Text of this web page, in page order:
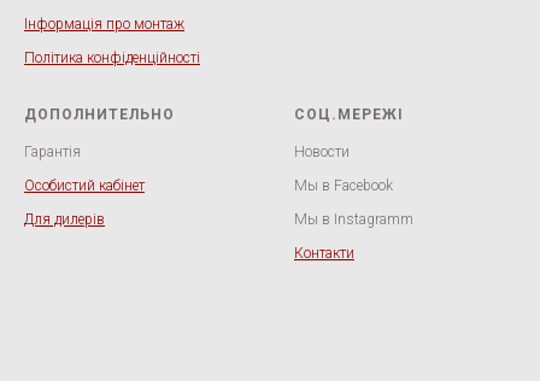
Інформація про монтаж
Політика конфіденційності
ДОПОЛНИТЕЛЬНО
Гарантія
Особистий кабінет
Для дилерів
СОЦ.МЕРЕЖІ
Новости
Мы в Facebook
Мы в Instagramm
Контакти